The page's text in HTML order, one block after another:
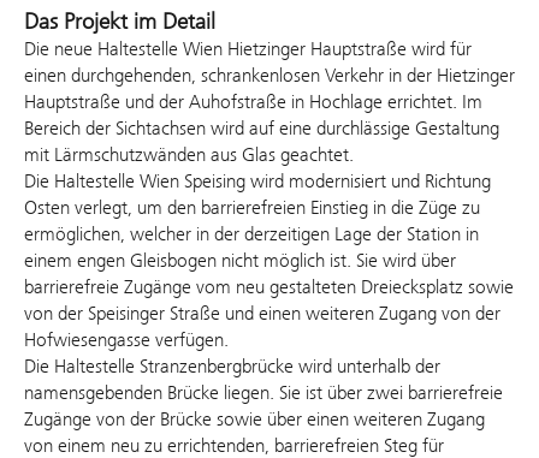
Das Projekt im Detail
Die neue Haltestelle Wien Hietzinger Hauptstraße wird für
einen durchgehenden, schrankenlosen Verkehr in der Hietzinger
Hauptstraße und der Auhofstraße in Hochlage errichtet. Im
Bereich der Sichtachsen wird auf eine durchlässige Gestaltung
mit Lärmschutzwänden aus Glas geachtet.
Die Haltestelle Wien Speising wird modernisiert und Richtung
Osten verlegt, um den barrierefreien Einstieg in die Züge zu
ermöglichen, welcher in der derzeitigen Lage der Station in
einem engen Gleisbogen nicht möglich ist. Sie wird über
barrierefreie Zugänge vom neu gestalteten Dreiecksplatz sowie
von der Speisinger Straße und einen weiteren Zugang von der
Hofwiesengasse verfügen.
Die Haltestelle Stranzenbergbrücke wird unterhalb der
namensgebenden Brücke liegen. Sie ist über zwei barrierefreie
Zugänge von der Brücke sowie über einen weiteren Zugang
von einem neu zu errichtenden, barrierefreien Steg für